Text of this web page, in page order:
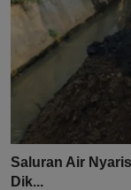
Saluran Air
Dik...